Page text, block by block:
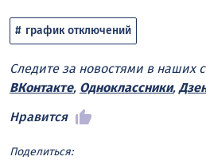
график отключений
Следите за новостями в наших
ВКонтакте, Одноклассники,
Нравится
Поделиться: